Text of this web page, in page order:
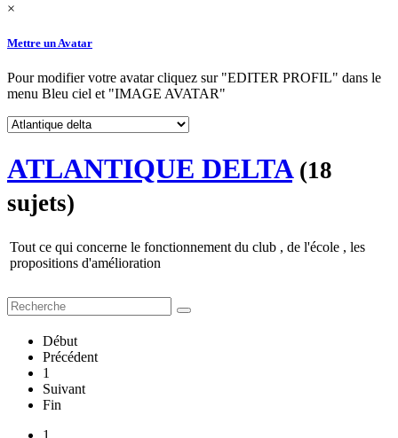
×
Mettre un Avatar
Pour modifier votre avatar cliquez sur "EDITER PROFIL" dans le
menu Bleu ciel et "IMAGE AVATAR"
ATLANTIQUE DELTA (18
sujets)
Tout ce qui concerne le fonctionnement du club , de l'école , les
propositions d'amélioration
Début
Précédent
1
Suivant
Fin
1